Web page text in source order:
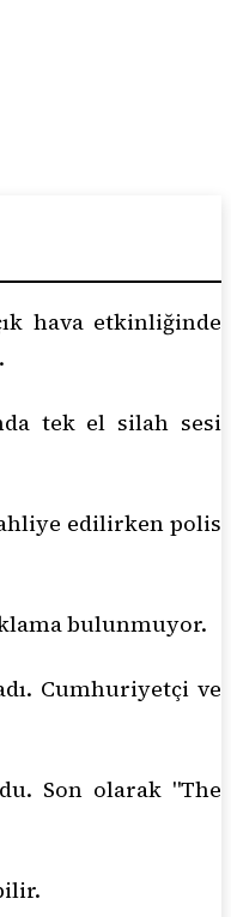
hava etkinliğinde
tek el silah sesi
edilirken polis
bulunmuyor.
Cumhuriyetçi ve
Son olarak "The